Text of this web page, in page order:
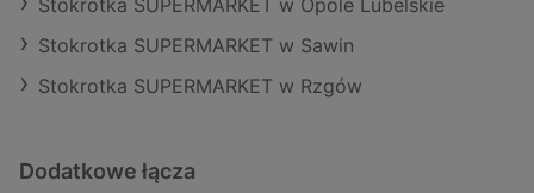
Stokrotka SUPERMARKET w Opole Lubelskie
Stokrotka SUPERMARKET w Sawin
Stokrotka SUPERMARKET w Rzgów
Dodatkowe łącza